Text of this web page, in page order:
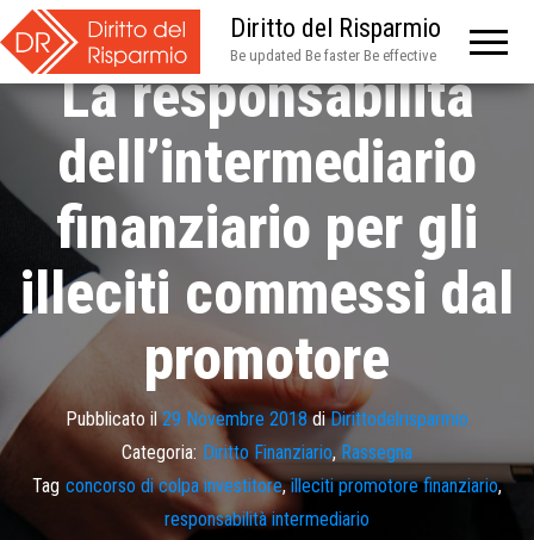
Diritto del Risparmio
Be updated Be faster Be effective
La responsabilità
dell’intermediario
finanziario per gli
illeciti commessi dal
promotore
Pubblicato il29 Novembre 2018diDirittodelrisparmio
Categoria: Diritto Finanziario, Rassegna
Tag concorso di colpa investitore,illeciti promotore finanziario,
responsabilità intermediario